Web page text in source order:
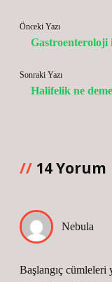
Önceki Yazı
Gastroenteroloji
Sonraki Yazı
Halifelik ne
14 Yorum
Nebula
Başlangıç cümleleri